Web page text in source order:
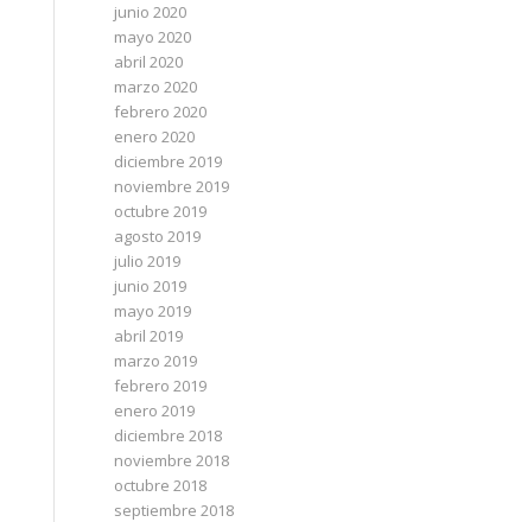
junio 2020
mayo 2020
abril 2020
marzo 2020
febrero 2020
enero 2020
diciembre 2019
noviembre 2019
octubre 2019
agosto 2019
julio 2019
junio 2019
mayo 2019
abril 2019
marzo 2019
febrero 2019
enero 2019
diciembre 2018
noviembre 2018
octubre 2018
septiembre 2018